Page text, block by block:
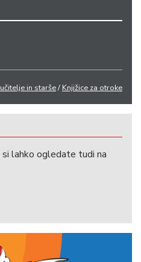
in starše/ Knjižice za otroke
lahko ogledate tudi na